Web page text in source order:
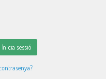
Inicia sessió